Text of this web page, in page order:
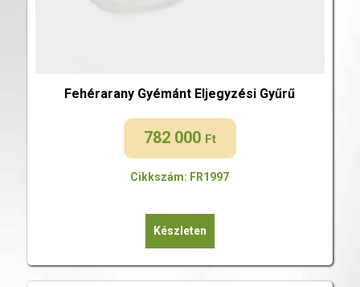
Fehérarany Gyémánt Eljegyzési Gyűrű
782 000 Ft
Cikkszám: FR1997
Készleten